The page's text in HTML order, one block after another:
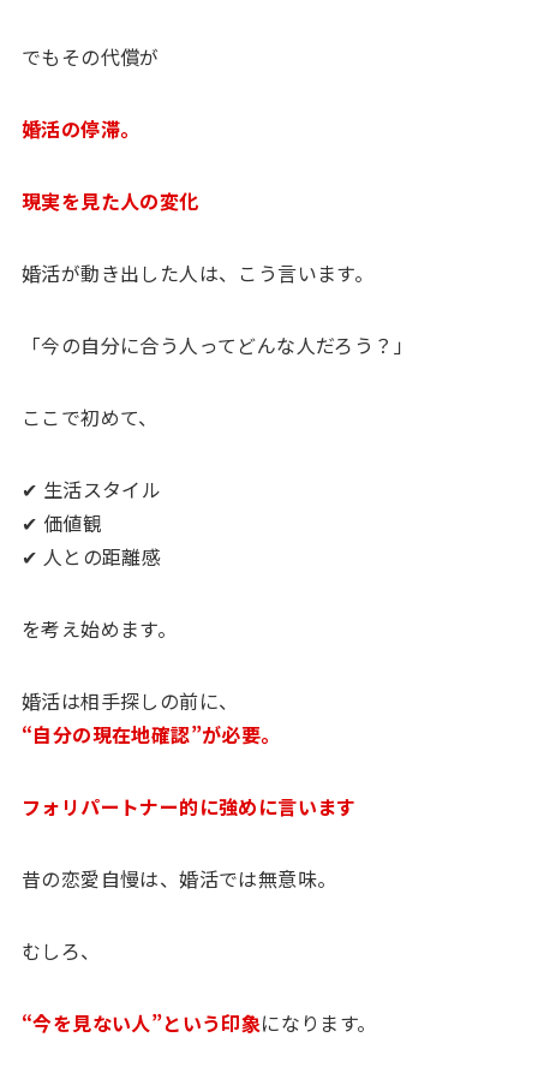
でもその代償が
婚活の停滞。
現実を見た人の変化
婚活が動き出した人は、こう言います。
「今の自分に合う人ってどんな人だろう？」
ここで初めて、
✔ 生活スタイル
✔ 価値観
✔ 人との距離感
を考え始めます。
婚活は相手探しの前に、
“自分の現在地確認”が必要。
フォリパートナー的に強めに言います
昔の恋愛自慢は、婚活では無意味。
むしろ、
“今を見ない人”という印象になります。